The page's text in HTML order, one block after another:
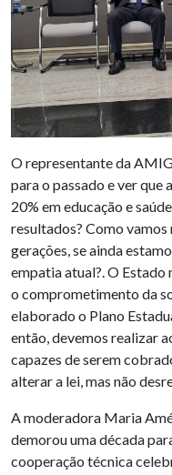
O representante da
para o passado e ver que
20% em educação e
resultados? Como
gerações, se ainda
empatia atual?. O Estado
o comprometimento da
elaborado o Plano
então, devemos realizar
capazes de serem
alterar a lei, mas não
A moderadora Maria
demorou uma década
cooperação técnica